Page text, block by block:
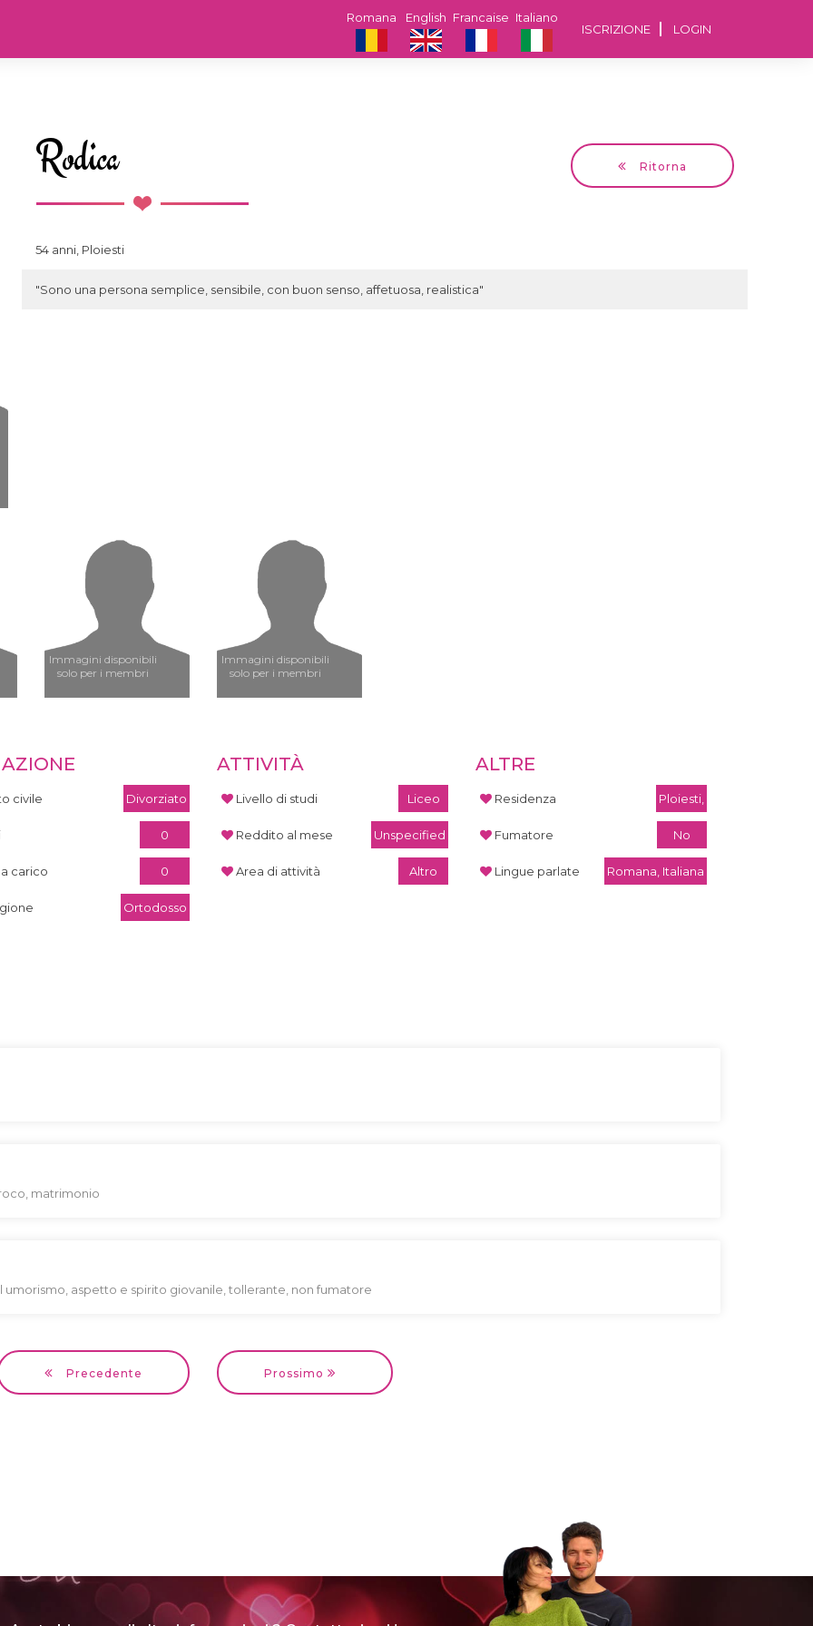
ISCRIZIONE LOGIN
Italiano
Francaise
English
Romana
Rodica Ritorna
54 anni, Ploiesti
"Sono una persona semplice, sensibile, con buon senso, affetuosa, realistica"
Immagini disponibili
solo per i membri
Immagini disponibili
solo per i membri
civile Divorziato
0
carico 0
Ortodosso
ATTIVITÀ
Livello di studi Liceo
Reddito al mese Unspecified
Area di attività Altro
ALTRE
Residenza Ploiesti,
Fumatore No
Lingue parlate Romana, Italiana
matrimonio
aspetto e spirito giovanile, tollerante, non fumatore
Precedente Prossimo